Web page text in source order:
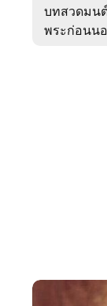
บทสวดมน
พระก่อนน